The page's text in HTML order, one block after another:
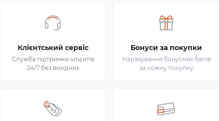
Клієнтський сервіс
Служба підтримки клієнтів
24/7 без вихідних
Бонуси за покупки
Нарахування бонусних балів
за кожну покупку